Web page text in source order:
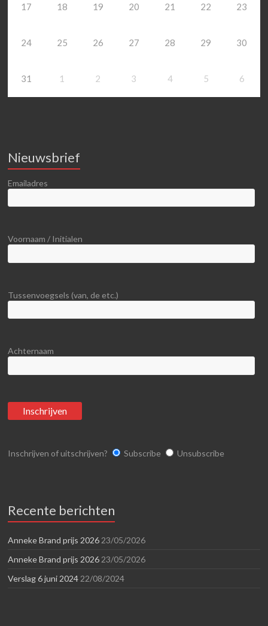
17 18 19 20 21 22 23
24 25 26 27 28 29 30
31 1 2 3 4 5 6
Nieuwsbrief
Emailadres
Voornaam / Initialen
Tussenvoegsels (van, de etc.)
Achternaam
Inschrijven of uitschrijven? Subscribe Unsubscribe
Recente berichten
Anneke Brand prijs 2026 23/05/2026
Anneke Brand prijs 2026 23/05/2026
Verslag 6 juni 2024 22/08/2024